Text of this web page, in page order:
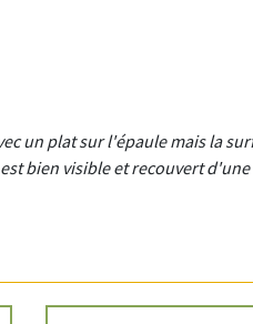
un plat sur l'épaule mais la
bien visible et recouvert